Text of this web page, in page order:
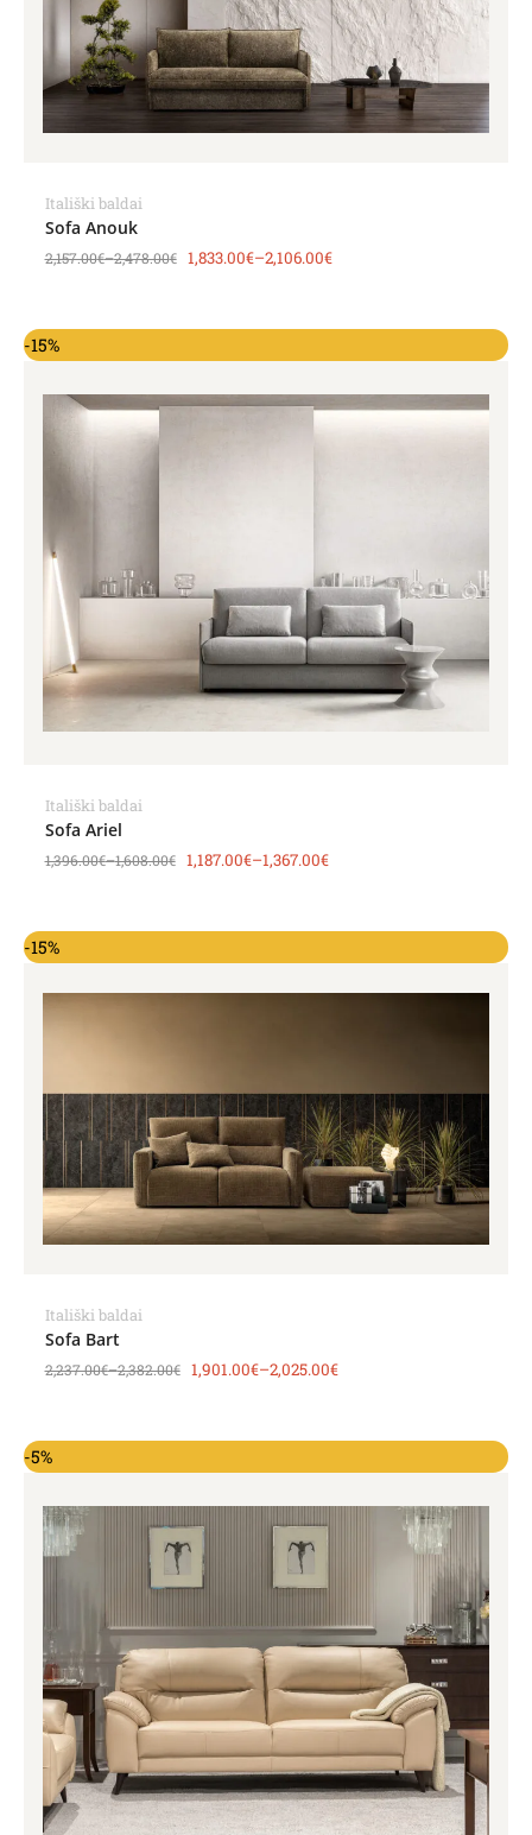
Itališki baldai
Sofa Anouk
2,157.00€–2,478.00€ 1,833.00€–2,106.00€
-15%
Itališki baldai
Sofa Ariel
1,396.00€–1,608.00€ 1,187.00€–1,367.00€
-15%
Itališki baldai
Sofa Bart
2,237.00€–2,382.00€ 1,901.00€–2,025.00€
-5%